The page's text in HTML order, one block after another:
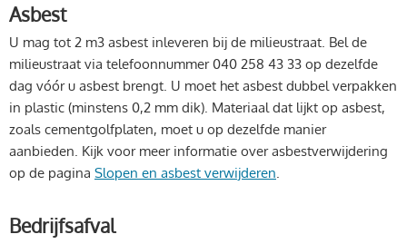
Asbest
U mag tot 2 m3 asbest inleveren bij de milieustraat. Bel de
milieustraat via telefoonnummer 040 258 43 33 op dezelfde
dag vóór u asbest brengt. U moet het asbest dubbel verpakken
in plastic (minstens 0,2 mm dik). Materiaal dat lijkt op asbest,
zoals cementgolfplaten, moet u op dezelfde manier
aanbieden. Kijk voor meer informatie over asbestverwijdering
op de pagina Slopen en asbest verwijderen.
Bedrijfsafval